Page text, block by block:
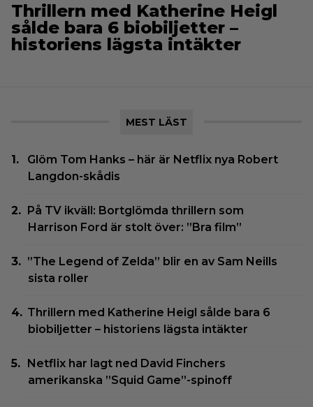
Thrillern med Katherine Heigl
sålde bara 6 biobiljetter –
historiens lägsta intäkter
MEST LÄST
Glöm Tom Hanks – här är Netflix nya Robert
Langdon-skådis
På TV ikväll: Bortglömda thrillern som
Harrison Ford är stolt över: ”Bra film”
”The Legend of Zelda” blir en av Sam Neills
sista roller
Thrillern med Katherine Heigl sålde bara 6
biobiljetter – historiens lägsta intäkter
Netflix har lagt ned David Finchers
amerikanska ”Squid Game”-spinoff